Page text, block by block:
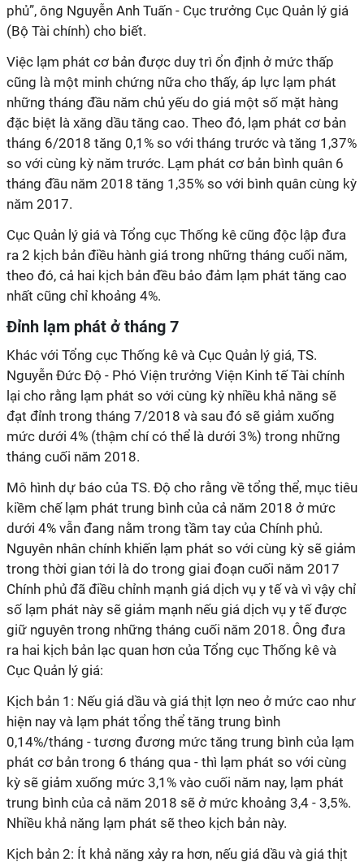
phủ”, ông Nguyễn Anh Tuấn - Cục trưởng Cục Quản lý giá
(Bộ Tài chính) cho biết.
Việc lạm phát cơ bản được duy trì ổn định ở mức thấp
cũng là một minh chứng nữa cho thấy, áp lực lạm phát
những tháng đầu năm chủ yếu do giá một số mặt hàng
đặc biệt là xăng dầu tăng cao. Theo đó, lạm phát cơ bản
tháng 6/2018 tăng 0,1% so với tháng trước và tăng 1,37%
so với cùng kỳ năm trước. Lạm phát cơ bản bình quân 6
tháng đầu năm 2018 tăng 1,35% so với bình quân cùng kỳ
năm 2017.
Cục Quản lý giá và Tổng cục Thống kê cũng độc lập đưa
ra 2 kịch bản điều hành giá trong những tháng cuối năm,
theo đó, cả hai kịch bản đều bảo đảm lạm phát tăng cao
nhất cũng chỉ khoảng 4%.
Đỉnh lạm phát ở tháng 7
Khác với Tổng cục Thống kê và Cục Quản lý giá, TS.
Nguyễn Đức Độ - Phó Viện trưởng Viện Kinh tế Tài chính
lại cho rằng lạm phát so với cùng kỳ nhiều khả năng sẽ
đạt đỉnh trong tháng 7/2018 và sau đó sẽ giảm xuống
mức dưới 4% (thậm chí có thể là dưới 3%) trong những
tháng cuối năm 2018.
Mô hình dự báo của TS. Độ cho rằng về tổng thể, mục tiêu
kiềm chế lạm phát trung bình của cả năm 2018 ở mức
dưới 4% vẫn đang nằm trong tầm tay của Chính phủ.
Nguyên nhân chính khiến lạm phát so với cùng kỳ sẽ giảm
trong thời gian tới là do trong giai đoạn cuối năm 2017
Chính phủ đã điều chỉnh mạnh giá dịch vụ y tế và vì vậy chỉ
số lạm phát này sẽ giảm mạnh nếu giá dịch vụ y tế được
giữ nguyên trong những tháng cuối năm 2018. Ông đưa
ra hai kịch bản lạc quan hơn của Tổng cục Thống kê và
Cục Quản lý giá:
Kịch bản 1: Nếu giá dầu và giá thịt lợn neo ở mức cao như
hiện nay và lạm phát tổng thể tăng trung bình
0,14%/tháng - tương đương mức tăng trung bình của lạm
phát cơ bản trong 6 tháng qua - thì lạm phát so với cùng
kỳ sẽ giảm xuống mức 3,1% vào cuối năm nay, lạm phát
trung bình của cả năm 2018 sẽ ở mức khoảng 3,4 - 3,5%.
Nhiều khả năng lạm phát sẽ theo kịch bản này.
Kịch bản 2: Ít khả năng xảy ra hơn, nếu giá dầu và giá thịt